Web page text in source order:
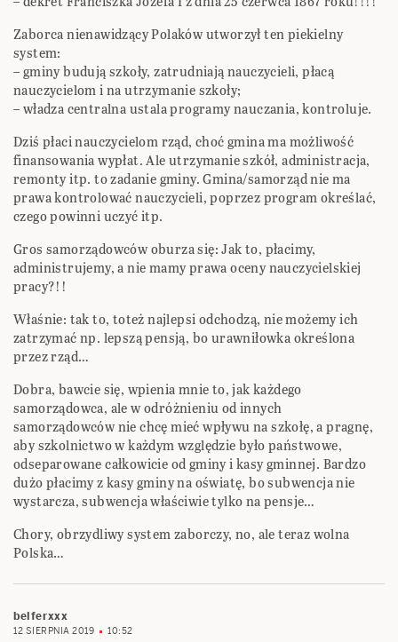
Zaborca nienawidzący Polaków utworzył ten piekielny
system:
– gminy budują szkoły, zatrudniają nauczycieli, płacą
nauczycielom i na utrzymanie szkoły;
– władza centralna ustala programy nauczania, kontroluje.
Dziś płaci nauczycielom rząd, choć gmina ma możliwość
finansowania wypłat. Ale utrzymanie szkół, administracja,
remonty itp. to zadanie gminy. Gmina/samorząd nie ma
prawa kontrolować nauczycieli, poprzez program określać,
czego powinni uczyć itp.
Gros samorządowców oburza się: Jak to, płacimy,
administrujemy, a nie mamy prawa oceny nauczycielskiej
pracy?!!
Właśnie: tak to, toteż najlepsi odchodzą, nie możemy ich
zatrzymać np. lepszą pensją, bo urawniłowka określona
przez rząd…
Dobra, bawcie się, wpienia mnie to, jak każdego
samorządowca, ale w odróżnieniu od innych
samorządowców nie chcę mieć wpływu na szkołę, a pragnę,
aby szkolnictwo w każdym względzie było państwowe,
odseparowane całkowicie od gminy i kasy gminnej. Bardzo
dużo płacimy z kasy gminy na oświatę, bo subwencja nie
wystarcza, subwencja właściwie tylko na pensje…
Chory, obrzydliwy system zaborczy, no, ale teraz wolna
Polska…
belferxxx
12 SIERPNIA 2019 10:52